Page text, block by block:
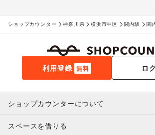
ショップカウンター 神奈川県 横浜市中区 関内駅 関
利用登録 無料 ロ
ショップカウンターについて
利用規約・ガイドライン
スペースを借りる